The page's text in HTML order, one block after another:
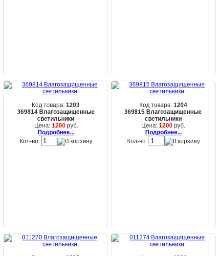
Код товара:1203
369814 Влагозащищенные
светильники
Цена: 1200руб.
Подробнее...
Кол-во:
Код товара: 1204
369815 Влагозащищенные
светильники
Цена:1200 руб.
Подробнее...
Кол-во: